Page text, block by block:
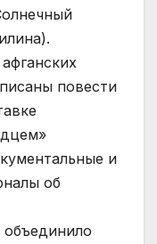
повести
и
об
объединило